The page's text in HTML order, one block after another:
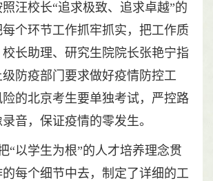
汪校长“追求极致、追求卓越”的
个环节工作抓牢抓实，把工作质
长助理、研究生院院长张艳宁指
防疫部门要求做好疫情防控工
的北京考生要单独考试，严控路
音，保证疫情的零发生。
“以学生为根”的人才培养理念贯
每个细节中去，制定了详细的工